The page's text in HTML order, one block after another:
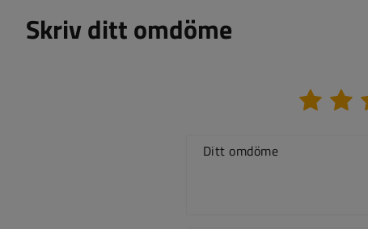
Skriv ditt omdöme
Ditt omdöme